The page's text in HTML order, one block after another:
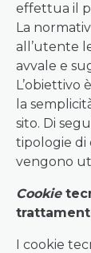
effettua il
La
all’utente
avvale e
L’obiettivo
la
sito. Di
tipologie di
vengono
Cookie
I cookie